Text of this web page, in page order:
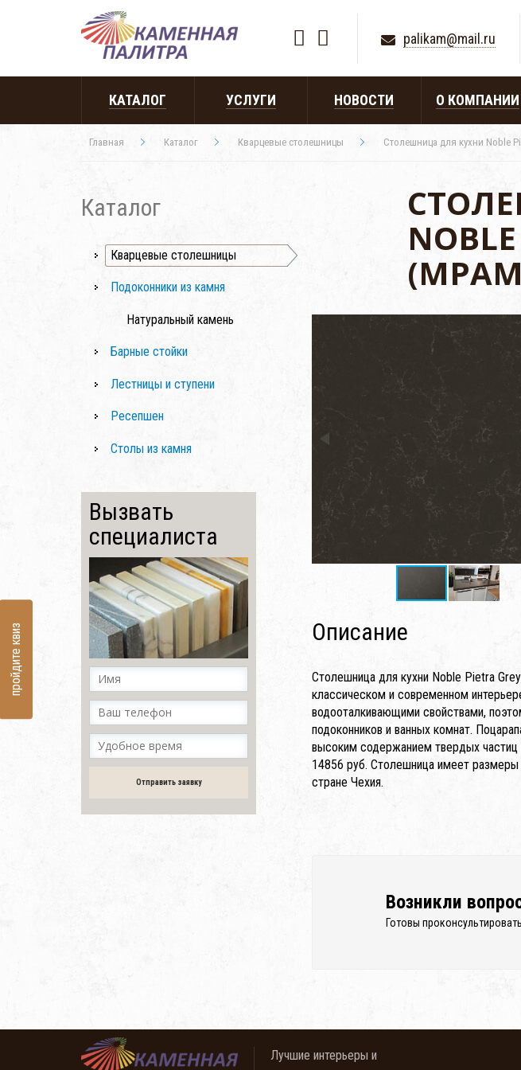
palikam@mail.ru
КАТАЛОГ УСЛУГИ НОВОСТИ О КОМПАНИИ
Главная Каталог Кварцевые столешницы Столешница для кухни Noble
Каталог
Кварцевые столешницы
Подоконники из камня
Натуральный камень
Барные стойки
Лестницы и ступени
Ресепшен
Столы из камня
Вызвать
специалиста
Отправить заявку
Описание
Столешница для кухни Noble Pietra
классическом и современном
водооталкивающими свойствами,
подоконников и ванных комнат.
высоким содержанием твердых частиц
14856 руб. Столешница имеет
стране Чехия.
Возникли
Готовы
Лучшие интерьеры и
пройдите квиз